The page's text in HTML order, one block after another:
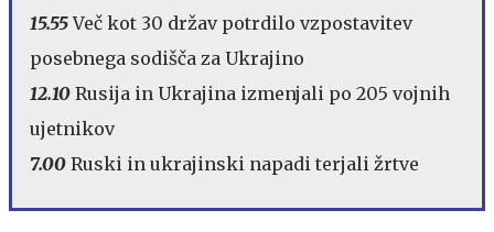
15.55Več kot 30 držav potrdilo vzpostavitev
posebnega sodišča za Ukrajino
12.10 Rusija in Ukrajina izmenjali po 205 vojnih
ujetnikov
7.00 Ruski in ukrajinski napadi terjali žrtve